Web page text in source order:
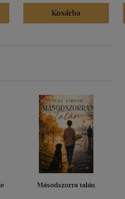
Kosárba
Másodszorra talán